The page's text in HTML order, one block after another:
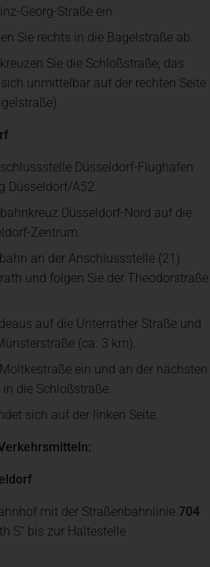
Georg-Straße ein.
Sie rechts in die Bagelstraße ab.
Sie die Schloßstraße; das
unmittelbar auf der rechten Seite
Düsseldorf-Flughafen
Düsseldorf/A52.
Düsseldorf-Nord auf die
Zentrum.
an der Anschlussstelle (21)
und folgen Sie der Theodorstraße
auf die Unterrather Straße und
(ca. 3 km).
ein und an der nächsten
die Schloßstraße.
sich auf der linken Seite.
mit der Straßenbahnlinie 704
S“ bis zur Haltestelle